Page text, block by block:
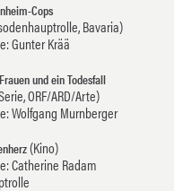
Cops
Bavaria)
Gunter Krää
und ein Todesfall
ORF/ARD/Arte)
Wolfgang Murnberger
(Kino)
Catherine Radam